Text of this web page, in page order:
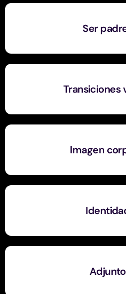
Ser
Transiciones
Imagen
Adjunto